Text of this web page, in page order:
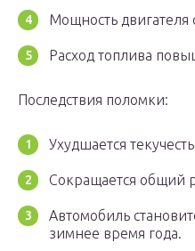
Мощность двигателя
Расход топлива
Последствия поломки:
Ухудшается
Сокращается общий
Автомобиль
зимнее время года.